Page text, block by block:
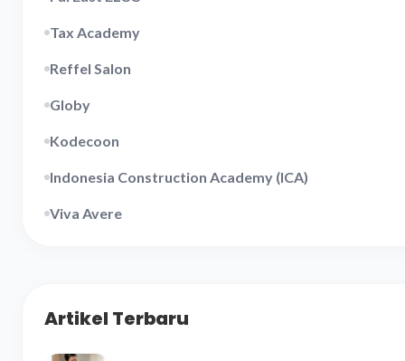
Tax Academy
Reffel Salon
Globy
Kodecoon
Indonesia Construction Academy (ICA)
Viva Avere
Artikel Terbaru